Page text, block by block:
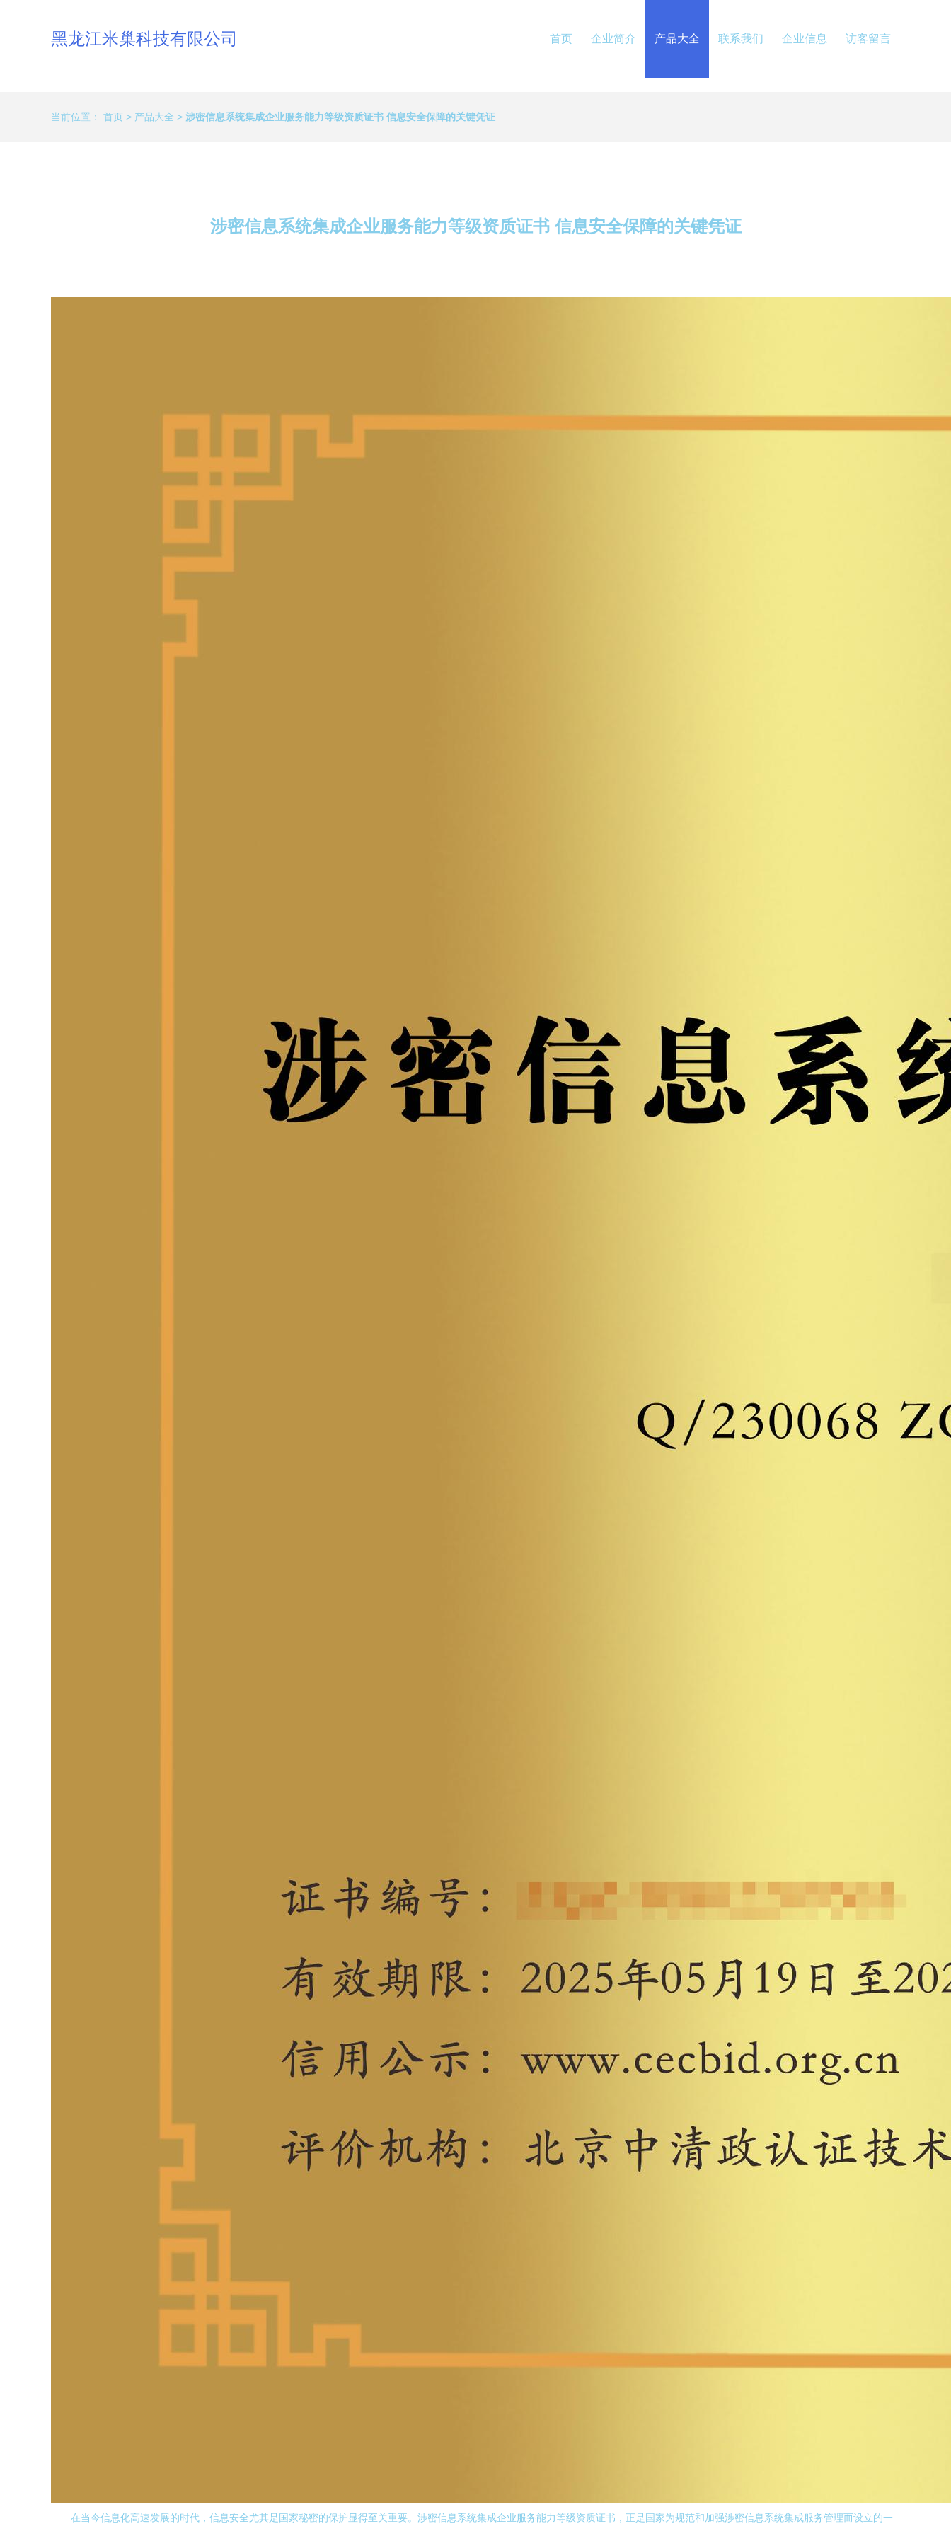
黑龙江米巢科技有限公司 首页 企业简介 产品大全 联系我们 企业信息 访客留言
当前位置： 首页 > 产品大全 > 涉密信息系统集成企业服务能力等级资质证书 信息安全保障的关键凭证
涉密信息系统集成企业服务能力等级资质证书 信息安全保障的关键凭证
在当今信息化高速发展的时代，信息安全尤其是国家秘密的保护显得至关重要。涉密信息系统集成企业服务能力等级资质证书，正是国家为规范和加强涉密信息系统集成服务管理而设立的一